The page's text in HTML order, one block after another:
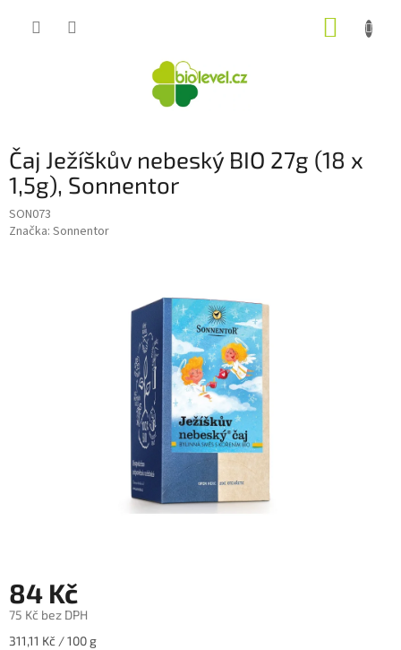
Čaj Ježíškův nebeský BIO 27g (18 x
1,5g), Sonnentor
SON073
Značka: Sonnentor
84 Kč
75 Kč bez DPH
Měrná
311,11 Kč / 100 g